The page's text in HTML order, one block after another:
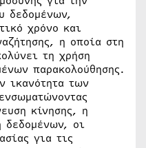
δεδομένων,
χρόνο και
η οποία στη
τη χρήση
παρακολούθησης.
ικανότητα των
κίνησης, η
δεδομένων, οι
για τις